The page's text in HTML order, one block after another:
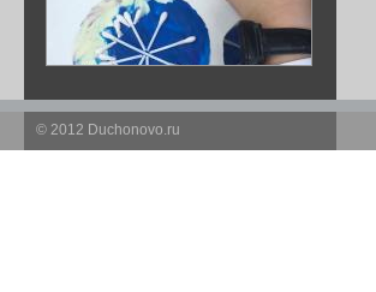
© 2012 Duchonovo.ru